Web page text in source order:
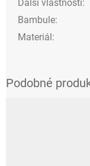
Další vlastnosti:
Bambule:
Materiál: